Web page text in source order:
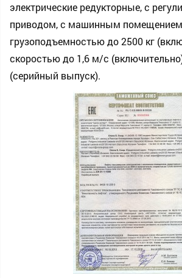
электрические редукторные, с
приводом, c машинным
грузоподъемностью до 2500 кг
скоростью до 1,6 м/c
(серийный выпуск).